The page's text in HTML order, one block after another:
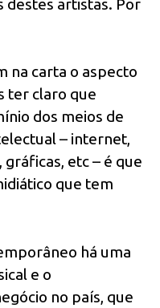
destes artistas. Por
na carta o aspecto
ter claro que
dos meios de
– internet,
gráficas, etc – é que
que tem
há uma
e o
no país, que